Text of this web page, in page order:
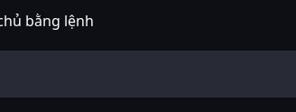
bằng lệnh